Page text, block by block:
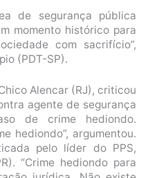
de segurança pública
momento histórico para
com sacrifício”,
(PDT-SP).
Alencar (RJ), criticou
agente de segurança
de crime hediondo.
hediondo”, argumentou.
pelo líder do PPS,
“Crime hediondo para